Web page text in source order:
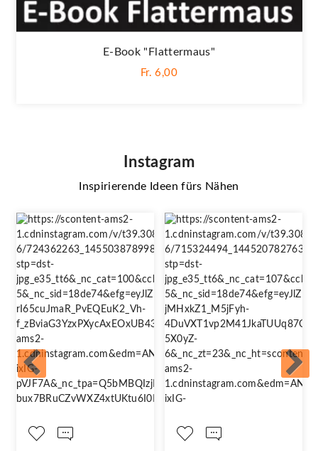
E-Book "Flattermaus"
Fr. 6,00
Instagram
Inspirierende Ideen fürs Nähen